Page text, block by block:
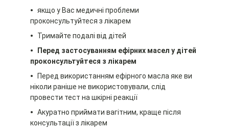
якщо у Вас медичні проблеми
проконсультуйтеся з лікарем
Тримайте подалі від дітей
Перед застосуванням ефірних масел у дітей
проконсультуйтеся з лікарем
Перед використанням ефірного масла яке ви
ніколи раніше не використовували, слід
провести тест на шкірні реакції
Акуратно приймати вагітним, краще після
консультації з лікарем